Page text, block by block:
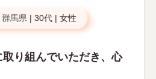
群馬県 | 30代 | 女性
り組んでいただき、心